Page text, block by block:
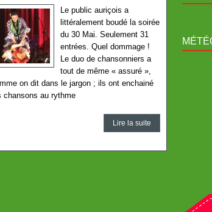
Le public auriçois a
littéralement boudé la soirée
du 30 Mai. Seulement 31
entrées. Quel dommage !
Le duo de chansonniers a
tout de même « assuré »,
on dit dans le jargon ; ils ont enchainé
chansons au rythme
Lire la suite